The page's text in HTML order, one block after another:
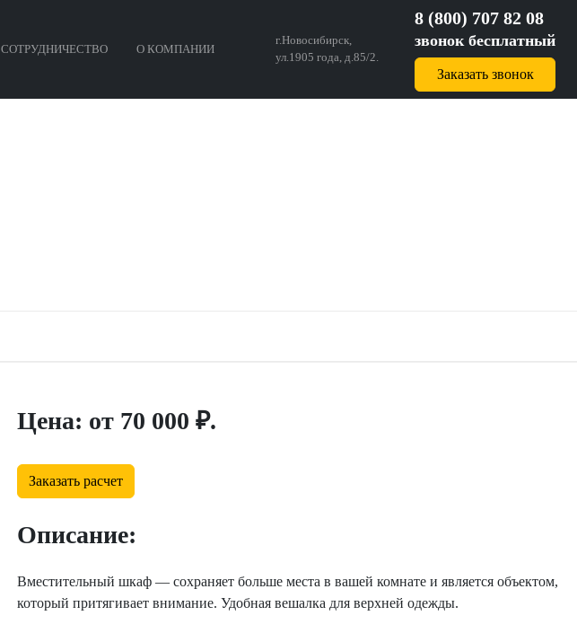
СОТРУДНИЧЕСТВО О КОМПАНИИ
г.Новосибирск,
ул.1905 года, д.85/2.
8 (800) 707 82 08
звонок бесплатный
Заказать звонок
Цена: от 70 000 ₽.
Заказать расчет
Описание:
Вместительный шкаф — сохраняет больше места в вашей комнате и является объектом,
который притягивает внимание. Удобная вешалка для верхней одежды.